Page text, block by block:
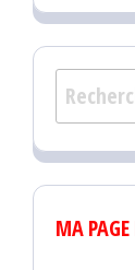
MA PAGE